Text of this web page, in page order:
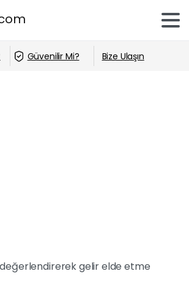
Güvenilir Mi? Bize Ulaşın